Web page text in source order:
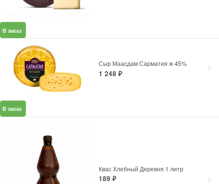
В заказ
Сыр Маасдам Сарматия ж 45%
1 248 ₽
В заказ
Квас Хлебный Деревня 1 литр
189 ₽